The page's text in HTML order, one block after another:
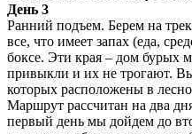
День 3
Ранний подъем. Берем на
все, что имеет запах (еда,
боксе. Эти края – дом
привыкли и их не трогают.
которых расположены в
Маршрут рассчитан на два
первый день мы дойдем до